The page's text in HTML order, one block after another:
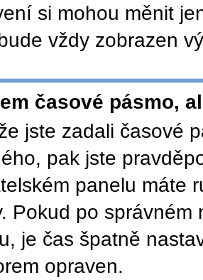
si mohou měnit
vždy zobrazen
časové pásmo,
jste zadali časové
pak jste
panelu máte
Pokud po
je čas špatně
opraven.